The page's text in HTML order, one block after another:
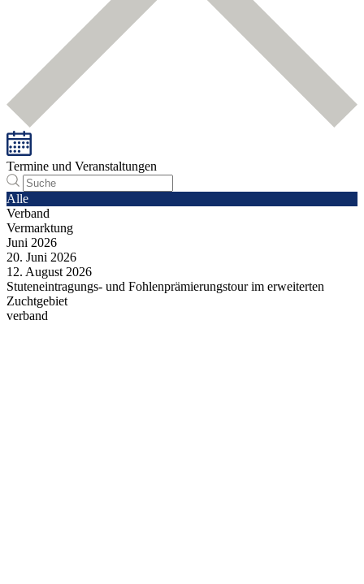
Termine und Veranstaltungen
Alle
Verband
Vermarktung
Juni 2026
20. Juni 2026
12. August 2026
Stuteneintragungs- und Fohlenprämierungstour im erweiterten
Zuchtgebiet
verband